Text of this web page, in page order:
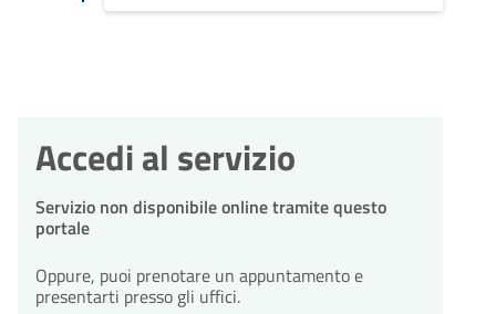
Accedi al servizio
Servizio non disponibile online tramite questo
portale
Oppure, puoi prenotare un appuntamento e
presentarti presso gli uffici.